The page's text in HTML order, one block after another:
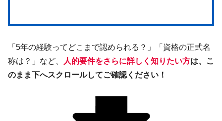
「5年の経験ってどこまで認められる？」「資格の正式名
称は？」など、
人的要件をさらに詳しく知りたい方は、こ
のまま下へスクロールしてご確認ください！